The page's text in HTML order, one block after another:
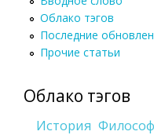
Облако тэгов
Последние
Прочие статьи
Облако тэгов
История